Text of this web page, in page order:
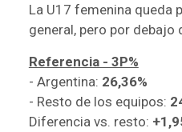
La U17 femenina queda
general, pero por debajo
Referencia - 3P%
- Argentina: 26,36%
- Resto de los equipos:
Diferencia vs. resto: